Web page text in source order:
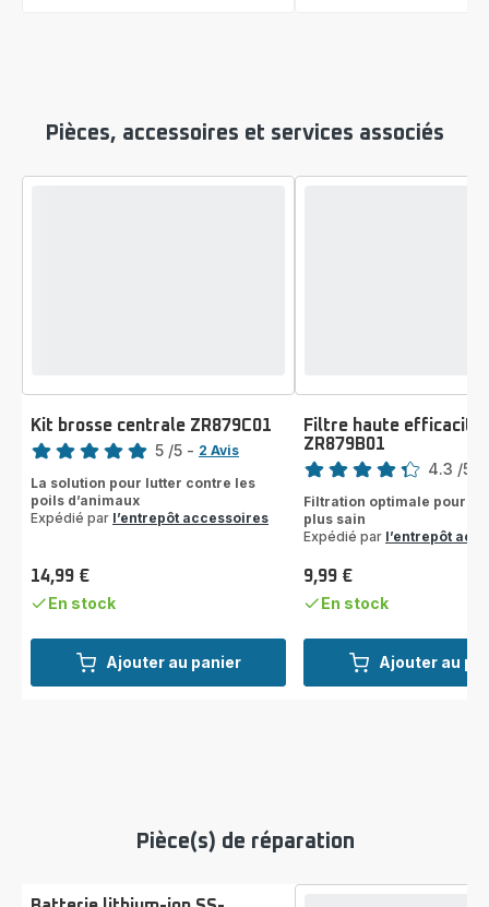
Pièces, accessoires et services associés
Ajouter au panier
Kit brosse centrale ZR879C01
Note
5
étoiles
5 /5 - 2 Avis
La solution pour lutter contre les
poils d’animaux
Expédié par l’entrepôt accessoires
Prix
14,99 €
En stock
Ajouter au
Filtre haute efficacité
ZR879B01
Note
4.3 /5
Filtration optimale pour
plus sain
Expédié par l’entrepôt
Prix
9,99 €
En stock
Pièce(s) de réparation